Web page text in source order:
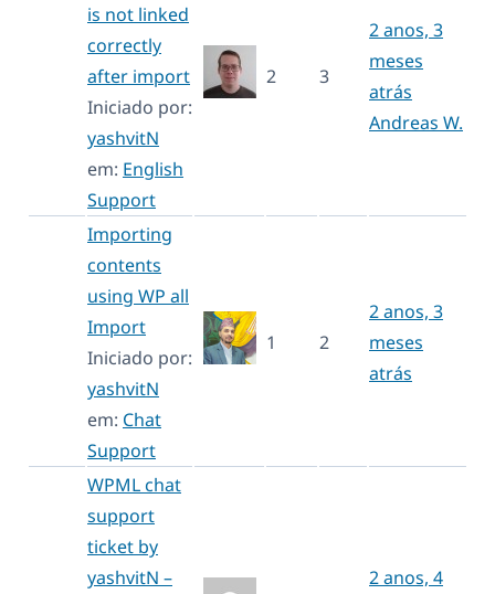
is not linked
correctly
after import
Iniciado por:
yashvitN
em: English
Support
2 3
2 anos, 3
meses
atrás
Andreas W.
Importing
contents
using WP all
Import
Iniciado por:
yashvitN
em: Chat
Support
1 2
2 anos, 3
meses
atrás
WPML chat
support
ticket by
yashvitN –
2 anos, 4